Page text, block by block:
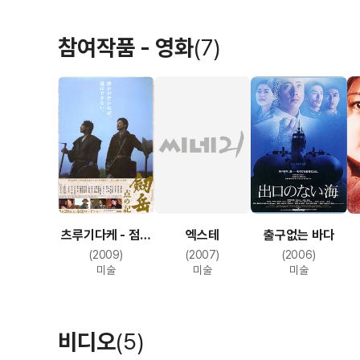
참여작품 - 영화(7)
츠루기다케 - 점의
기록
(2009)
미술
엑스테
(2007)
미술
출구없는 바다
(2006)
미술
비디오(5)